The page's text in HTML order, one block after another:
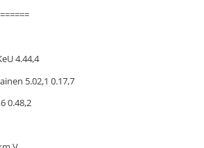
4.44,4
5.02,1 0.17,7
0.48,2